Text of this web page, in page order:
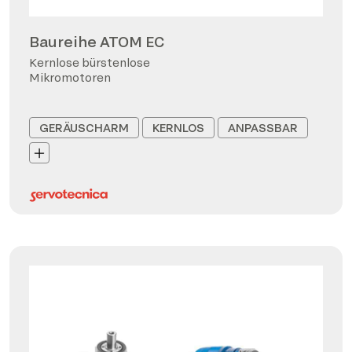
Baureihe ATOM EC
Kernlose bürstenlose
Mikromotoren
GERÄUSCHARM KERNLOS ANPASSBAR